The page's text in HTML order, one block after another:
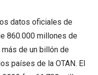
datos oficiales de
860.000 millones de
de un billón de
países de la OTAN. El